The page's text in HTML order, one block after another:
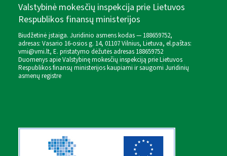
Valstybinė mokesčių inspekcija prie Lietuvos
Respublikos finansų ministerijos
Biudžetinė įstaiga. Juridinio asmens kodas — 188659752,
adresas: Vasario 16-osios g. 14, 01107 Vilnius, Lietuva, el.paštas:
vmi@vmi.lt, E. pristatymo dėžutės adresas 188659752
Duomenys apie Valstybinę mokesčių inspekciją prie Lietuvos
Respublikos finansų ministerijos kaupiami ir saugomi Juridinių
asmenų registre